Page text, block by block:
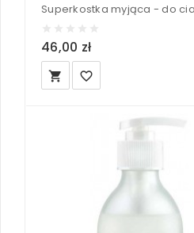
46,00 zł
local_grocery_store favorite_border